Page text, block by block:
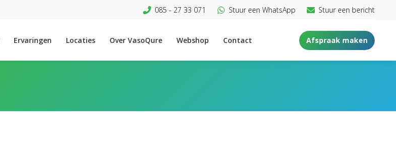
085 - 27 33 071 Stuur een WhatsApp Stuur een bericht
Ervaringen Locaties Over VasoQure Webshop Contact Afspraak maken